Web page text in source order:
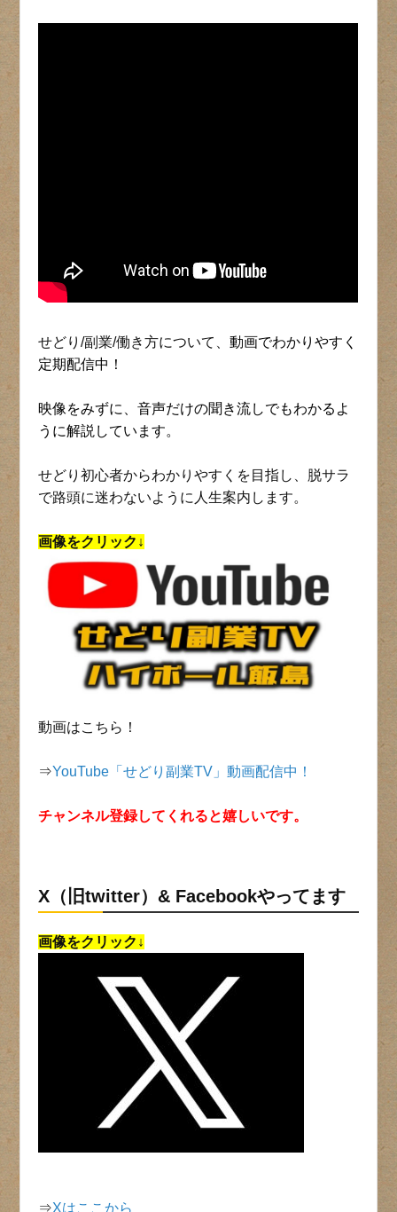
せどり/副業/働き方について、動画でわかりやすく
定期配信中！
映像をみずに、音声だけの聞き流しでもわかるよ
うに解説しています。
せどり初心者からわかりやすくを目指し、脱サラ
で路頭に迷わないように人生案内します。
画像をクリック↓
動画はこちら！
⇒YouTube「せどり副業TV」動画配信中！
チャンネル登録してくれると嬉しいです。
X（旧twitter）& Facebookやってます
画像をクリック↓
⇒Xはここから